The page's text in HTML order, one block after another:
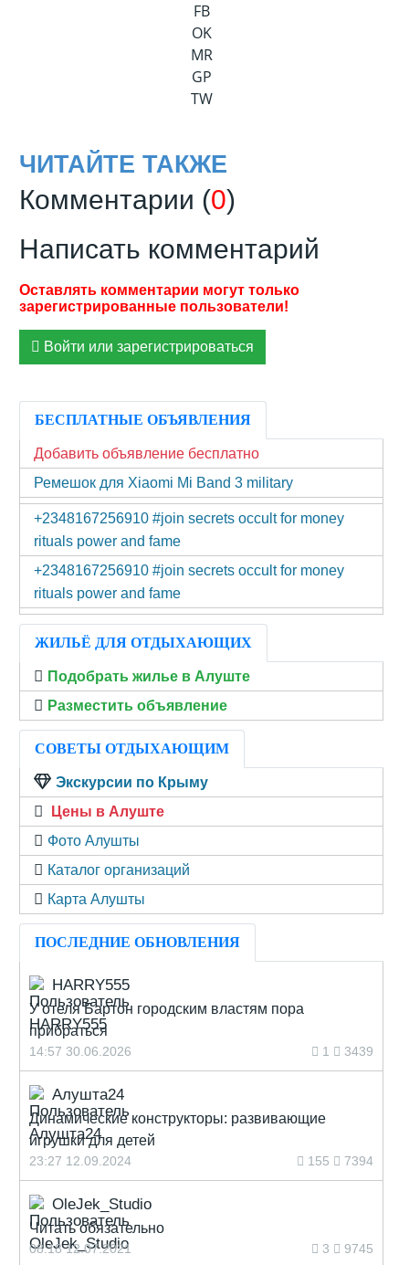
FB
OK
MR
GP
TW
ЧИТАЙТЕ ТАКЖЕ
Комментарии (0)
Написать комментарий
Войти или зарегистрироваться
БЕСПЛАТНЫЕ ОБЪЯВЛЕНИЯ
Добавить объявление бесплатно
Ремешок для Xiaomi Mi Band 3 military
+2348167256910 #join secrets occult for money
rituals power and fame
+2348167256910 #join secrets occult for money
rituals power and fame
ЖИЛЬЁ ДЛЯ ОТДЫХАЮЩИХ
Подобрать жилье в Алуште
Разместить объявление
СОВЕТЫ ОТДЫХАЮЩИМ
Экскурсии по Крыму
Цены в Алуште
Фото Алушты
Каталог организаций
Карта Алушты
ПОСЛЕДНИЕ ОБНОВЛЕНИЯ
HARRY555
У отеля Бартон городским властям пора
прибраться
14:57 30.06.2026 1 3439
Алушта24
Динамические конструкторы: развивающие
игрушки для детей
23:27 12.09.2024 155 7394
OleJek_Studio
Читать обязательно
08:18 12.07.2021 3 9745